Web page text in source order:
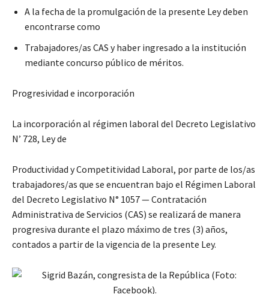
A la fecha de la promulgación de la presente Ley deben
encontrarse como
Trabajadores/as CAS y haber ingresado a la institución
mediante concurso público de méritos.
Progresividad e incorporación
La incorporación al régimen laboral del Decreto Legislativo
N’ 728, Ley de
Productividad y Competitividad Laboral, por parte de los/as
trabajadores/as que se encuentran bajo el Régimen Laboral
del Decreto Legislativo N° 1057 — Contratación
Administrativa de Servicios (CAS) se realizará de manera
progresiva durante el plazo máximo de tres (3) años,
contados a partir de la vigencia de la presente Ley.